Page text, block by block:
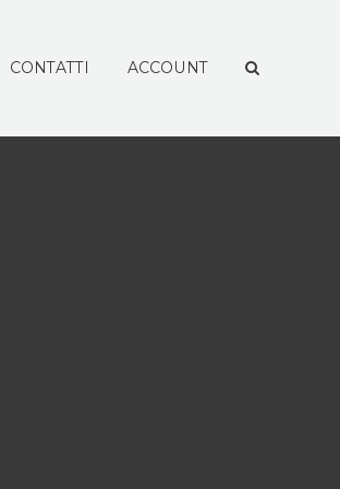
CONTATTI ACCOUNT